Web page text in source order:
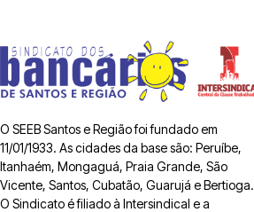
O SEEB Santos e Região foi fundado em
11/01/1933. As cidades da base são: Peruíbe,
Itanhaém, Mongaguá, Praia Grande, São
Vicente, Santos, Cubatão, Guarujá e Bertioga.
O Sindicato é filiado à Intersindical e a